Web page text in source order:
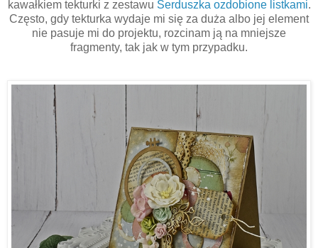
kawałkiem tekturki z zestawu Serduszka ozdobione listkami.
Często, gdy tekturka wydaje mi się za duża albo jej element
nie pasuje mi do projektu, rozcinam ją na mniejsze
fragmenty, tak jak w tym przypadku.